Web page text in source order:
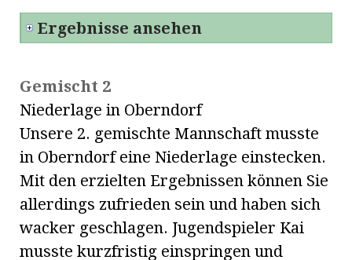
Ergebnisse ansehen
Gemischt 2
Niederlage in Oberndorf
Unsere 2. gemischte Mannschaft musste
in Oberndorf eine Niederlage einstecken.
Mit den erzielten Ergebnissen können Sie
allerdings zufrieden sein und haben sich
wacker geschlagen. Jugendspieler Kai
musste kurzfristig einspringen und